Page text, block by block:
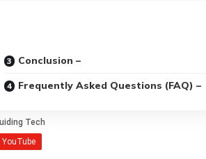
Conclusion –
Frequently Asked Questions (FAQ) –